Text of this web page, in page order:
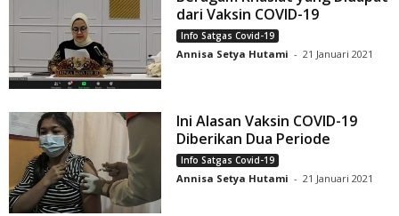
dari Vaksin COVID-19
Info Satgas Covid-19
Annisa Setya Hutami - 21 Januari 2021
Ini Alasan Vaksin COVID-19
Diberikan Dua Periode
Info Satgas Covid-19
Annisa Setya Hutami - 21 Januari 2021